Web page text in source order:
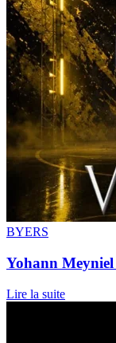
BYERS
Yohann
Lire la suite